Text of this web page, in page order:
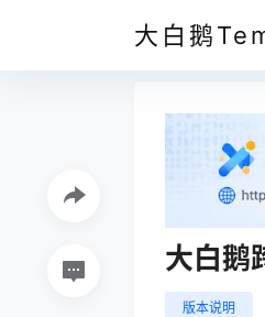
大白鹅
大白鹅
版本说明